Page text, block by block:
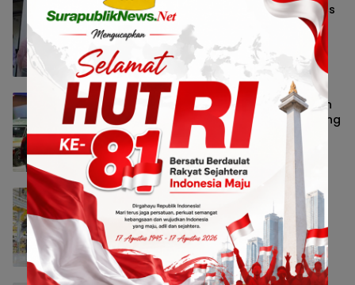
ParagonCorp Perkuat Riset Multi-Omics
untuk Hadirkan Inovasi Beauty yang
Lebih Relevan bagi Masyarakat
Indonesia
Nasional 8 Agustus 2026 13:53
GIIAS Education Day 2026 Ajak Ratusan
Pelajar Mengenal Teknologi dan Peluang
Karier Industri Otomotif
Bisnis 8 Agustus 2026 13:49
Leapmotor Mulai Perakitan Lokal
Kendaraan Listrik di Indonesia, B10 dan
C10 Jadi Model Perdana
Bisnis 8 Agustus 2026 13:46